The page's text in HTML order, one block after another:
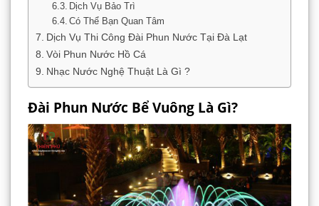
Dịch Vụ Bảo Trì
Có Thể Bạn Quan Tâm
Dịch Vụ Thi Công Đài Phun Nước Tại Đà Lạt
Vòi Phun Nước Hồ Cá
Nhạc Nước Nghệ Thuật Là Gì ?
Đài Phun Nước Bể Vuông Là Gì?